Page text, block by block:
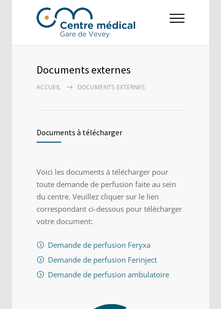
Documents externes
ACCUEIL DOCUMENTS EXTERNES
Documents à télécharger
Voici les documents à télécharger pour
toute demande de perfusion faite au sein
du centre. Veuillez cliquer sur le lien
correspondant ci-dessous pour télécharger
votre document:
Demande de perfusion Feryxa
Demande de perfusion Ferinject
Demande de perfusion ambulatoire